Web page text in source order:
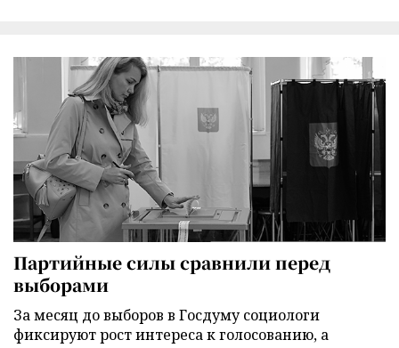
Партийные силы сравнили перед
выборами
За месяц до выборов в Госдуму социологи
фиксируют рост интереса к голосованию, а